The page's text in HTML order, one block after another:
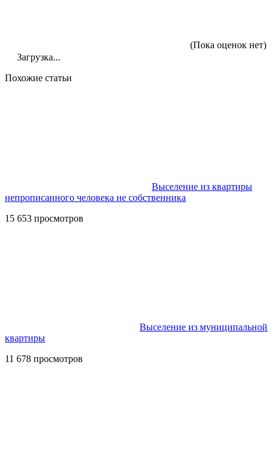
(Пока оценок нет)
Загрузка...
Похожие статьи
Выселение из квартиры
непрописанного человека не собственника
15 653 просмотров
Выселение из муниципальной
квартиры
11 678 просмотров